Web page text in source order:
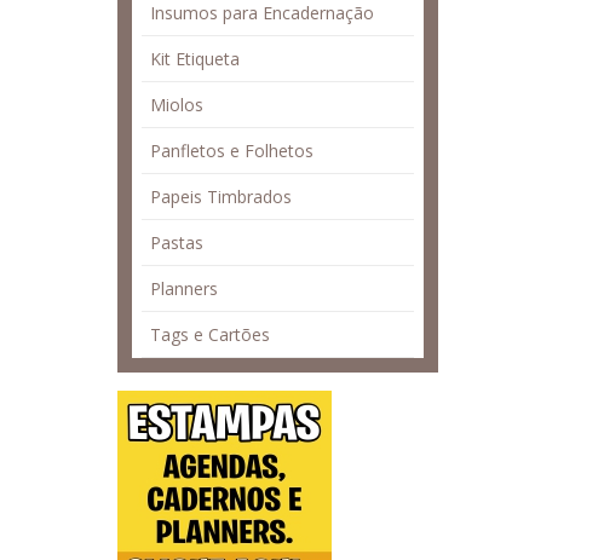
Insumos para Encadernação
Kit Etiqueta
Miolos
Panfletos e Folhetos
Papeis Timbrados
Pastas
Planners
Tags e Cartões